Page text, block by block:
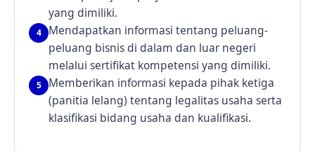
yang dimiliki.
4
Mendapatkan informasi tentang peluang-
peluang bisnis di dalam dan luar negeri
melalui sertifikat kompetensi yang dimiliki.
5
Memberikan informasi kepada pihak ketiga
(panitia lelang) tentang legalitas usaha serta
klasifikasi bidang usaha dan kualifikasi.